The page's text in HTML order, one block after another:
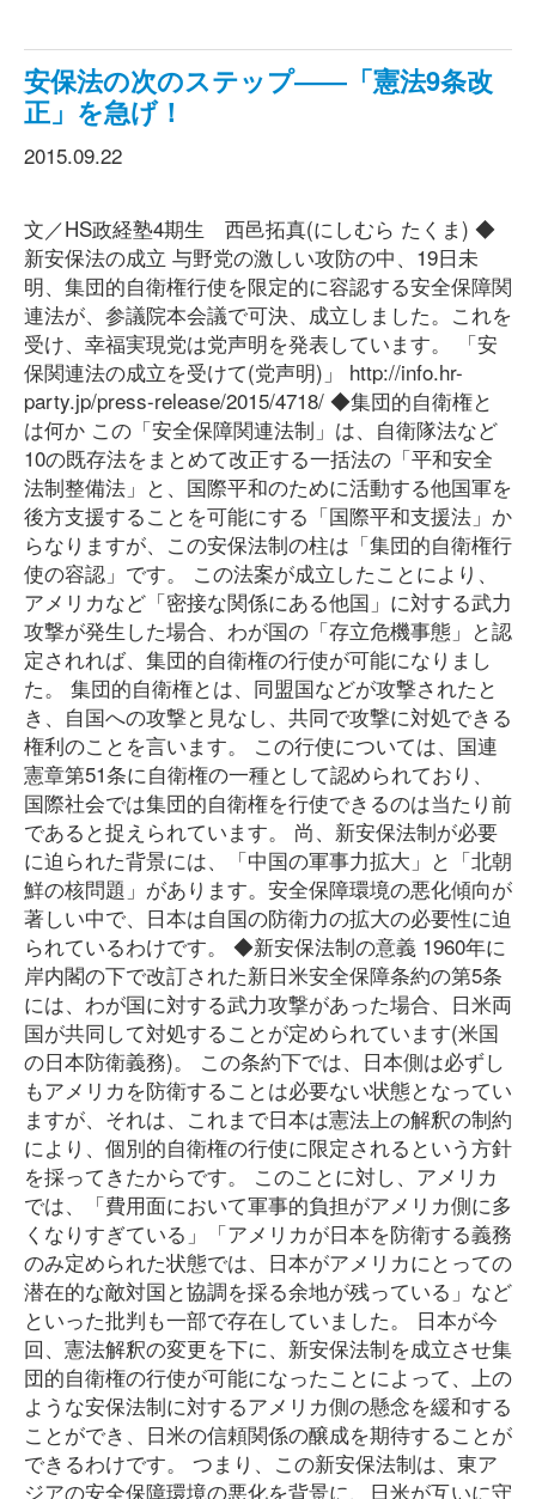
安保法の次のステップ――「憲法9条改
正」を急げ！
2015.09.22
文／HS政経塾4期生 西邑拓真(にしむら たくま) ◆
新安保法の成立 与野党の激しい攻防の中、19日未
明、集団的自衛権行使を限定的に容認する安全保障関
連法が、参議院本会議で可決、成立しました。これを
受け、幸福実現党は党声明を発表しています。 「安
保関連法の成立を受けて(党声明)」 http://info.hr-
party.jp/press-release/2015/4718/ ◆集団的自衛権と
は何か この「安全保障関連法制」は、自衛隊法など
10の既存法をまとめて改正する一括法の「平和安全
法制整備法」と、国際平和のために活動する他国軍を
後方支援することを可能にする「国際平和支援法」か
らなりますが、この安保法制の柱は「集団的自衛権行
使の容認」です。 この法案が成立したことにより、
アメリカなど「密接な関係にある他国」に対する武力
攻撃が発生した場合、わが国の「存立危機事態」と認
定されれば、集団的自衛権の行使が可能になりまし
た。 集団的自衛権とは、同盟国などが攻撃されたと
き、自国への攻撃と見なし、共同で攻撃に対処できる
権利のことを言います。 この行使については、国連
憲章第51条に自衛権の一種として認められており、
国際社会では集団的自衛権を行使できるのは当たり前
であると捉えられています。 尚、新安保法制が必要
に迫られた背景には、「中国の軍事力拡大」と「北朝
鮮の核問題」があります。安全保障環境の悪化傾向が
著しい中で、日本は自国の防衛力の拡大の必要性に迫
られているわけです。 ◆新安保法制の意義 1960年に
岸内閣の下で改訂された新日米安全保障条約の第5条
には、わが国に対する武力攻撃があった場合、日米両
国が共同して対処することが定められています(米国
の日本防衛義務)。 この条約下では、日本側は必ずし
もアメリカを防衛することは必要ない状態となってい
ますが、それは、これまで日本は憲法上の解釈の制約
により、個別的自衛権の行使に限定されるという方針
を採ってきたからです。 このことに対し、アメリカ
では、「費用面において軍事的負担がアメリカ側に多
くなりすぎている」「アメリカが日本を防衛する義務
のみ定められた状態では、日本がアメリカにとっての
潜在的な敵対国と協調を採る余地が残っている」など
といった批判も一部で存在していました。 日本が今
回、憲法解釈の変更を下に、新安保法制を成立させ集
団的自衛権の行使が可能になったことによって、上の
ような安保法制に対するアメリカ側の懸念を緩和する
ことができ、日米の信頼関係の醸成を期待することが
できるわけです。 つまり、この新安保法制は、東ア
ジアの安全保障環境の悪化を背景に、日米が互いに守